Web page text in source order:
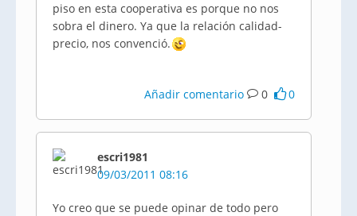
piso en esta cooperativa es porque no nos
sobra el dinero. Ya que la relación calidad-
precio, nos convenció.
Añadir comentario 0 0
escri1981
09/03/2011 08:16
Yo creo que se puede opinar de todo pero